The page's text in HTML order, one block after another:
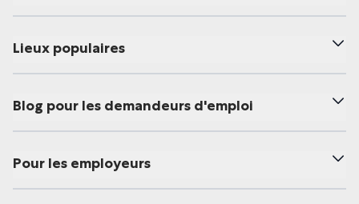
Lieux populaires
Blog pour les demandeurs d'emploi
Pour les employeurs